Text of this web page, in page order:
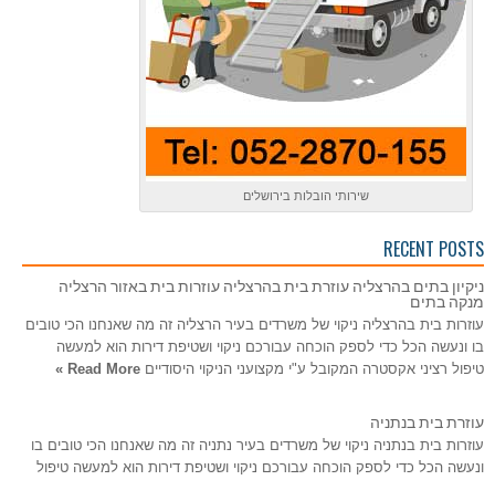
שירותי הובלות בירושלים
RECENT POSTS
ניקיון בתים בהרצליה עוזרת בית בהרצליה עוזרות בית באזור הרצליה
מנקה בתים
עוזרות בית בהרצליה ניקוי של משרדים בעיר הרצליה זה מה שאנחנו הכי טובים
בו ונעשה הכל כדי לספק הוכחה עבורכם ניקוי ושטיפת דירות הוא למעשה
טיפול רציני אקסטרה המקובל ע"י מקצועני הניקוי היסודיים Read More »
עוזרת בית בנתניה
עוזרות בית בנתניה ניקוי של משרדים בעיר נתניה זה מה שאנחנו הכי טובים בו
ונעשה הכל כדי לספק הוכחה עבורכם ניקוי ושטיפת דירות הוא למעשה טיפול